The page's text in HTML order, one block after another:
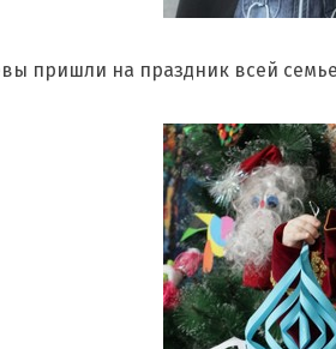
пришли на праздник всей